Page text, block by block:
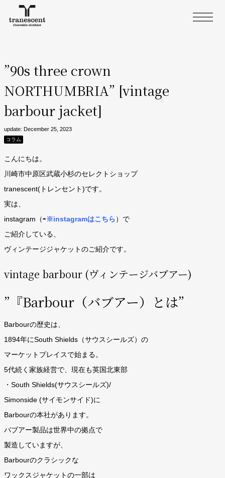
”90s three crown
NORTHUMBRIA” [vintage
barbour jacket]
update: December 25, 2023
コラム
こんにちは。
川崎市中原区武蔵小杉のセレクトショップ
tranescent(トレンセント)です。
実は、
instagram（⇨※instagramはこちら）で
ご紹介している、
ヴィンテージジャケットのご紹介です。
vintage barbour (ヴィンテージバブアー)
”『Barbour（バブアー）とは”
Barbourの歴史は、
1894年にSouth Shields（サウスシールズ）の
マーケットプレイスで始まる。
5代続く家族経営で、現在も英国北東部
・South Shields(サウスシールズ)/
Simonside (サイモンサイド)に
Barbourの本社があります。
バブアー製品は世界中の拠点で
製造していますが、
Barbourのクラシックな
ワックスジャケットの一部は